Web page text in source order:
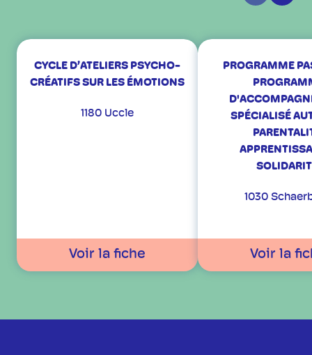
CYCLE D’ATELIERS PSYCHO-
CRÉATIFS SUR LES ÉMOTIONS
1180 Uccle
Voir la fiche
PROGRAMME
SPÉCIALISÉ
1030
Voir la